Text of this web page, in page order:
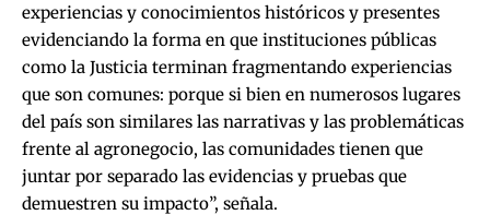
experiencias y conocimientos históricos y presentes
evidenciando la forma en que instituciones públicas
como la Justicia terminan fragmentando experiencias
que son comunes: porque si bien en numerosos lugares
del país son similares las narrativas y las problemáticas
frente al agronegocio, las comunidades tienen que
juntar por separado las evidencias y pruebas que
demuestren su impacto”, señala.